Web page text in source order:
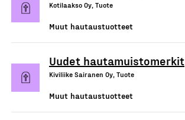
Kotilaakso Oy, Tuote
Muut hautaustuotteet
Uudet hautamuistomerkit
Kiviliike Sairanen Oy, Tuote
Muut hautaustuotteet